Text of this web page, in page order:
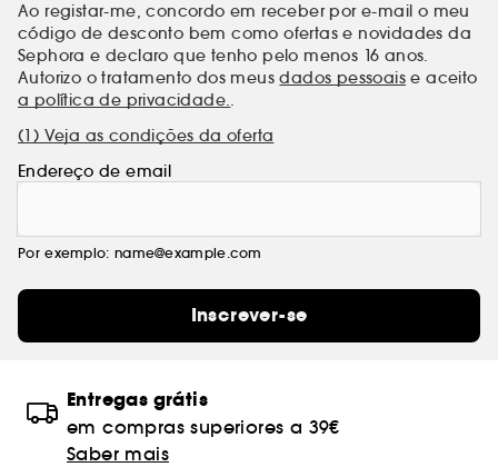
Ao registar-me, concordo em receber por e-mail o meu
código de desconto bem como ofertas e novidades da
Sephora e declaro que tenho pelo menos 16 anos.
Autorizo o tratamento dos meusdados pessoais e aceito
a política de privacidade..
(1) Veja as condições da oferta
Endereço de email
Por exemplo: name@example.com
Inscrever-se
Entregas grátis
em compras superiores a 39€
Saber mais